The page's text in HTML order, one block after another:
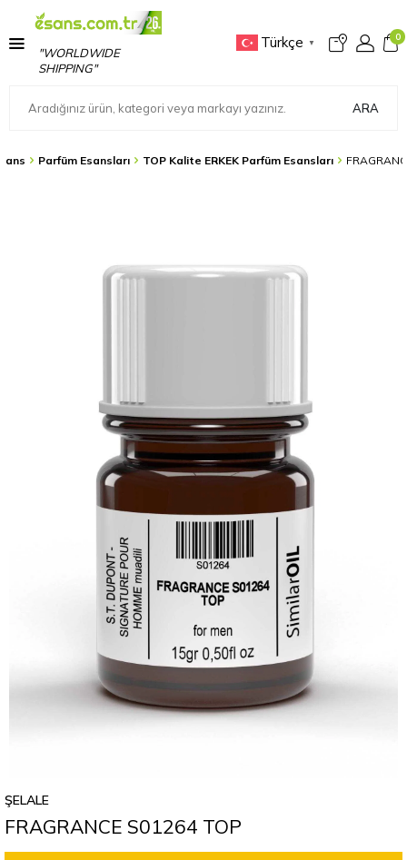
"WORLDWIDE
SHIPPING"
Türkçe ▼
0
ARA
Parfüm Esansları TOP Kalite ERKEK Parfüm Esansları
ŞELALE
FRAGRANCE S01264 TOP